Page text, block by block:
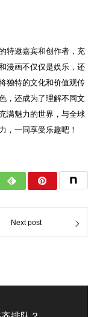
特邀嘉宾和创作者，充
漫画不仅仅是娱乐，还
独特的文化和价值观传
，还成为了理解不同文
满魅力的世界，与全球
，一同享受乐趣吧！
Next post